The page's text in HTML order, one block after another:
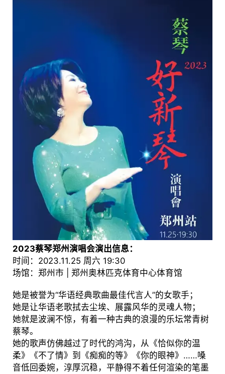
2023蔡琴郑州演唱会演出信息：
时间：2023.11.25 周六 19:30
场馆：郑州市 | 郑州奥林匹克体育中心体育馆
她是被誉为“华语经典歌曲最佳代言人”的女歌手；
她是让华语老歌拭去尘埃、展露风华的灵魂人物；
她就是波澜不惊，有着一种古典的浪漫的乐坛常青树
蔡琴。
她的歌声仿佛越过了时代的鸿沟，从《恰似你的温
柔》《不了情》到《痴痴的等》《你的眼神》……嗓
音低回委婉，淳厚沉稳，平静得不着任何渲染的笔墨